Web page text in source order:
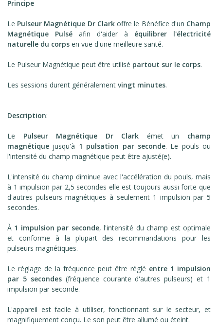
Principe
Le Pulseur Magnétique Dr Clarkoffre le Bénéfice d'un Champ
Magnétique Pulsé afin d'aider à équilibrer l'électricité
naturelle du corps en vue d'une meilleure santé.
Le Pulseur Magnétique peut être utilisé partout sur le corps.
Les sessions durent généralement vingt minutes.
Description:
Le Pulseur Magnétique Dr Clark émet un champ
magnétique jusqu'à 1 pulsation par seconde. Le pouls ou
l'intensité du champ magnétique peut être ajusté(e).
L'intensité du champ diminue avec l'accélération du pouls, mais
à 1 impulsion par 2,5 secondes elle est toujours aussi forte que
d'autres pulseurs magnétiques à seulement 1 impulsion par 5
secondes.
À 1 impulsion par seconde, l'intensité du champ est optimale
et conforme à la plupart des recommandations pour les
pulseurs magnétiques.
Le réglage de la fréquence peut être réglé entre 1 impulsion
par 5 secondes(fréquence courante d'autres pulseurs) et 1
impulsion par seconde.
L'appareil est facile à utiliser, fonctionnant sur le secteur, et
magnifiquement conçu. Le son peut être allumé ou éteint.